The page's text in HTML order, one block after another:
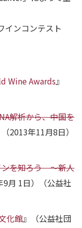
ンコンテスト
Wine Awards』
解析から、中国を
2013年11月8日）
ンを知ろう ～新人
9月 1日）（公益社
化館』（公益社団